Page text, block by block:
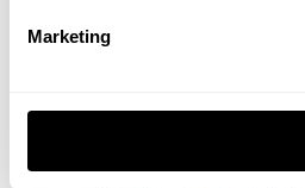
Marketing